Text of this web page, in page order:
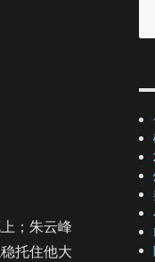
；朱云峰
托住他大